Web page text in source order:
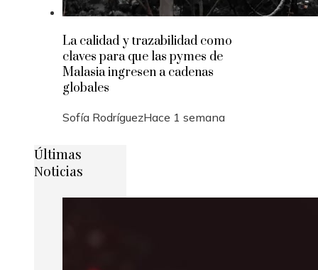
La calidad y trazabilidad como
claves para que las pymes de
Malasia ingresen a cadenas
globales
Sofía RodríguezHace 1 semana
Últimas
Noticias